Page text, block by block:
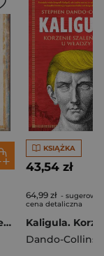
Złoto, srebro i krew. Historia starożytnego Rzymu
KSIĄŻKA
43,54 zł
64,99 zł -
cena detaliczna